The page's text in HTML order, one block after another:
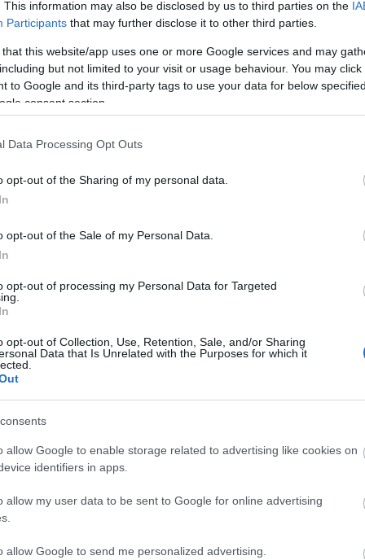
This information may also be disclosed by us to third parties on the
Participants that may further disclose it to other third parties.
that this website/app uses one or more Google services and may
but not limited to your visit or usage behaviour. You may
to Google and its third-party tags to use your data for below
consent section.
Data Processing Opt Outs
opt-out of the Sharing of my personal data.
opt-out of the Sale of my Personal Data.
opt-out of processing my Personal Data for Targeted
opt-out of Collection, Use, Retention, Sale, and/or Sharing
Data that Is Unrelated with the Purposes for which it
allow Google to enable storage related to advertising like cookies on
identifiers in apps.
allow my user data to be sent to Google for online advertising
allow Google to send me personalized advertising.